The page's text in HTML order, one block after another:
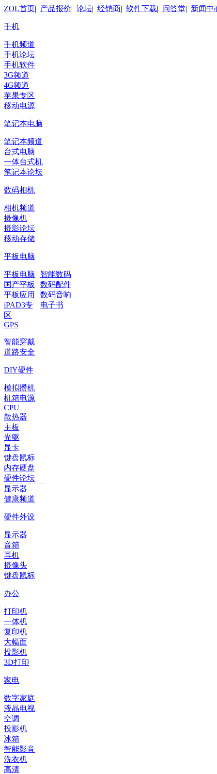
ZOL首页| 产品报价| 论坛| 经销商| 软件下载| 问答堂| 新闻中
手机
手机频道
手机论坛
手机软件
3G频道
4G频道
苹果专区
移动电源
笔记本电脑
笔记本频道
台式电脑
一体台式机
笔记本论坛
数码相机
相机频道
摄像机
摄影论坛
移动存储
平板电脑
平板电脑
智能数码
国产平板
数码配件
平板应用
数码音响
iPAD3专
区
电子书
GPS
智能穿戴
道路安全
DIY硬件
模拟攒机
机箱电源
CPU
散热器
主板
光驱
显卡
键盘鼠标
内存硬盘
硬件论坛
显示器
健康频道
硬件外设
显示器
音箱
耳机
摄像头
键盘鼠标
办公
打印机
一体机
复印机
大幅面
投影机
3D打印
家电
数字家庭
液晶电视
空调
投影机
冰箱
智能影音
洗衣机
高清